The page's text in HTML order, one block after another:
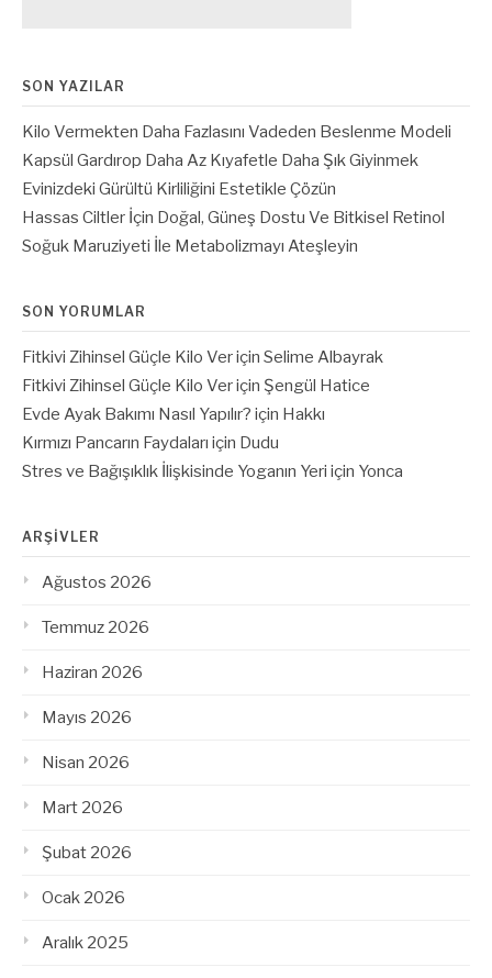
SON YAZILAR
Kilo Vermekten Daha Fazlasını Vadeden Beslenme Modeli
Kapsül Gardırop Daha Az Kıyafetle Daha Şık Giyinmek
Evinizdeki Gürültü Kirliliğini Estetikle Çözün
Hassas Ciltler İçin Doğal, Güneş Dostu Ve Bitkisel Retinol
Soğuk Maruziyeti İle Metabolizmayı Ateşleyin
SON YORUMLAR
Fitkivi Zihinsel Güçle Kilo Veriçin Selime Albayrak
Fitkivi Zihinsel Güçle Kilo Veriçin Şengül Hatice
Evde Ayak Bakımı Nasıl Yapılır? için Hakkı
Kırmızı Pancarın Faydaları için Dudu
Stres ve Bağışıklık İlişkisinde Yoganın Yeri için Yonca
ARŞIVLER
Ağustos 2026
Temmuz 2026
Haziran 2026
Mayıs 2026
Nisan 2026
Mart 2026
Şubat 2026
Ocak 2026
Aralık 2025